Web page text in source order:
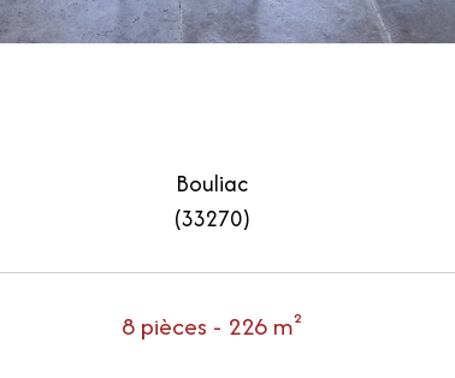
Bouliac
(33270)
8 pièces - 226 m²